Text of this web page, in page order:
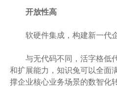
开放性高
软硬件集成，构建新一代
与无代码不同，活字格低
和扩展能力，知识兔可以全面
撑企业核心业务场景的数智化